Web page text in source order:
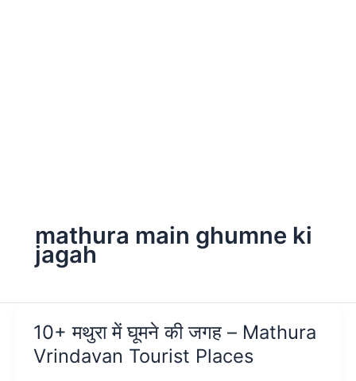
mathura main ghumne ki
jagah
10+ मथुरा में घूमने की जगह – Mathura
Vrindavan Tourist Places